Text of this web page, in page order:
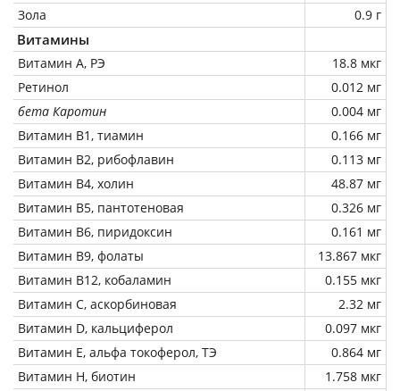
Зола 0.9 г
Витамины
Витамин А, РЭ
18.8 мкг
Ретинол
0.012 мг
бета Каротин
0.004 мг
Витамин В1, тиамин
0.166 мг
Витамин В2, рибофлавин
0.113 мг
Витамин В4, холин
48.87 мг
Витамин В5, пантотеновая
0.326 мг
Витамин В6, пиридоксин
0.161 мг
Витамин В9, фолаты
13.867 мкг
Витамин В12, кобаламин
0.155 мкг
Витамин C, аскорбиновая
2.32 мг
Витамин D, кальциферол
0.097 мкг
Витамин Е, альфа токоферол, ТЭ
0.864 мг
Витамин Н, биотин
1.758 мкг